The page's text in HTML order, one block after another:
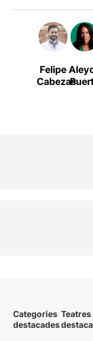
Felipe
Cabezas
Categories
destacades
Teatres